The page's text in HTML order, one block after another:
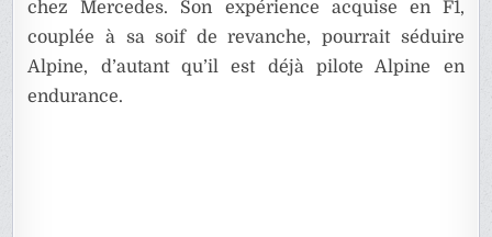
chez Mercedes. Son expérience acquise en F1,
couplée à sa soif de revanche, pourrait séduire
Alpine, d’autant qu’il est déjà pilote Alpine en
endurance.